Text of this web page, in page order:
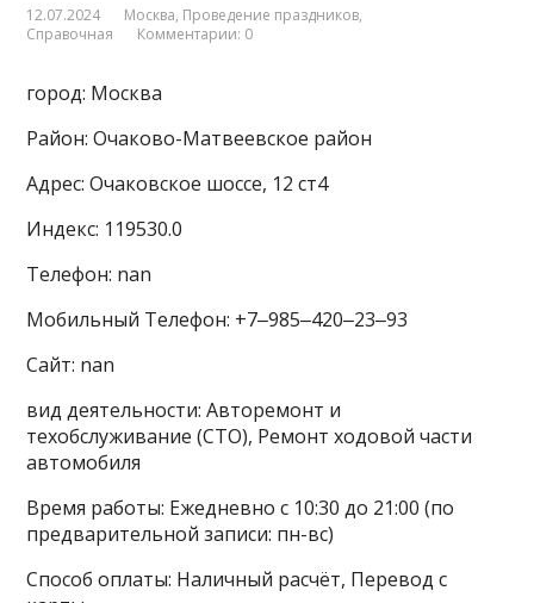
12.07.2024 Москва, Проведение праздников,
Справочная
Комментарии: 0
город: Москва
Район: Очаково-Матвеевское район
Адрес: Очаковское шоссе, 12 ст4
Индекс: 119530.0
Телефон: nan
Мобильный Телефон: +7‒985‒420‒23‒93
Сайт: nan
вид деятельности: Авторемонт и
техобслуживание (СТО), Ремонт ходовой части
автомобиля
Время работы: Ежедневно с 10:30 до 21:00 (по
предварительной записи: пн-вс)
Способ оплаты: Наличный расчёт, Перевод с